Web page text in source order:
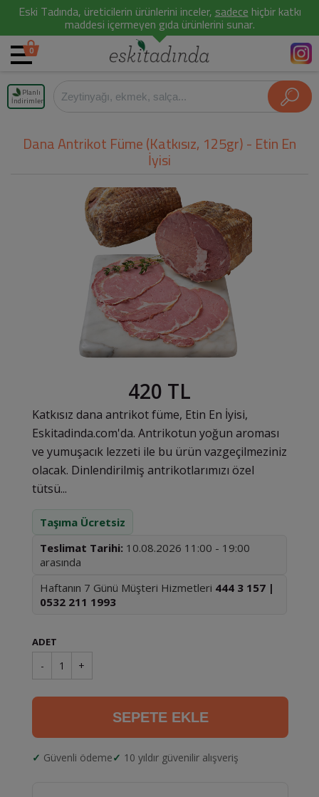
Eski Tadında, üreticilerin ürünlerini inceler,sadecehiçbir katkı
maddesi içermeyen gıda ürünlerini sunar.
0
Planlı
İndirimler
Dana Antrikot Füme (Katkısız, 125gr) - Etin En
İyisi
420 TL
Katkısız dana antrikot füme, Etin En İyisi,
Eskitadinda.com'da. Antrikotun yoğun aroması
ve yumuşacık lezzeti ile bu ürün vazgeçilmeziniz
olacak. Dinlendirilmiş antrikotlarımızı özel
tütsü...
Taşıma Ücretsiz
Teslimat Tarihi: 10.08.2026 11:00 - 19:00
arasında
Haftanın 7 Günü Müşteri Hizmetleri 444 3 157 |
0532 211 1993
ADET
- 1 +
SEPETE EKLE
Güvenli ödeme 10 yıldır güvenilir alışveriş